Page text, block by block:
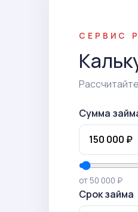
СЕРВИС
Сумма
от 50 000 ₽
Срок займа